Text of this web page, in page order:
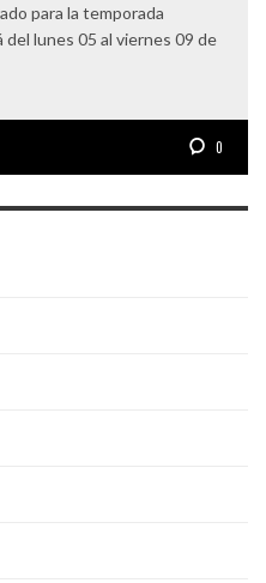
para la temporada
lunes 05 al viernes 09 de
0